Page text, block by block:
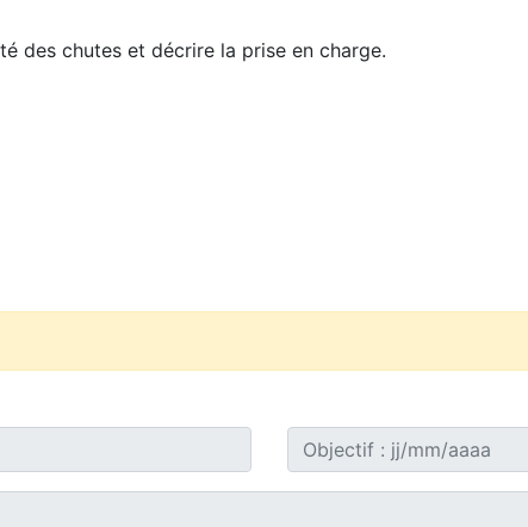
des chutes et décrire la prise en charge.